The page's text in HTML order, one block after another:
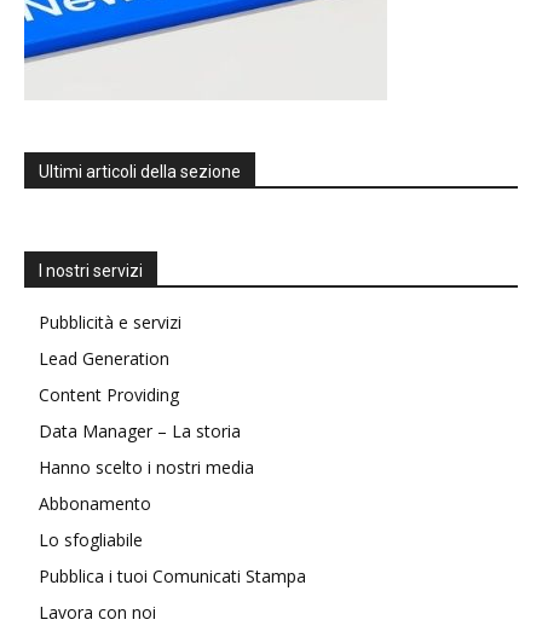
Ultimi articoli della sezione
I nostri servizi
Pubblicità e servizi
Lead Generation
Content Providing
Data Manager – La storia
Hanno scelto i nostri media
Abbonamento
Lo sfogliabile
Pubblica i tuoi Comunicati Stampa
Lavora con noi